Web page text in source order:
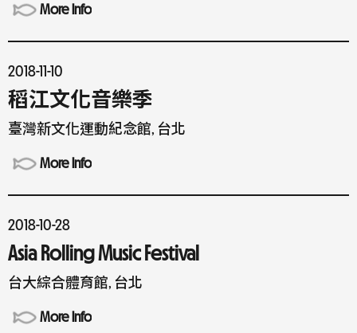
More Info
2018-11-10
稻江文化音樂季
臺灣新文化運動紀念館, 台北
More Info
2018-10-28
Asia Rolling Music Festival
台大綜合體育館, 台北
More Info